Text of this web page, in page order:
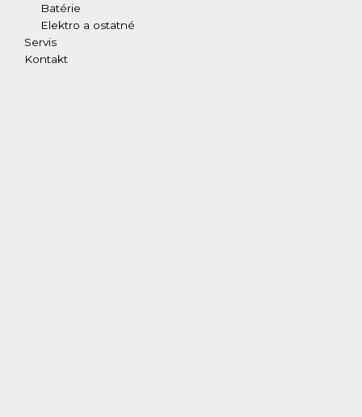
Batérie
Elektro a ostatné
Servis
Kontakt